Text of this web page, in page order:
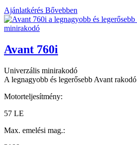
Ajánlatkérés Bővebben
Avant 760i
Univerzális minirakodó
A legnagyobb és legerősebb Avant rakodó
Motorteljesítmény:
57 LE
Max. emelési mag.: